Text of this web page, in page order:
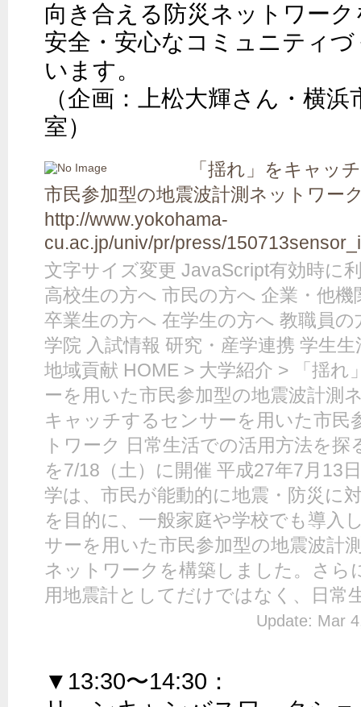
向き合える防災ネットワー
安全・安心なコミュニティ
います。
（企画：上松大輝さん・横
室）
「揺れ」をキャッ
市民参加型の地震波計測ネットワー
http://www.yokohama-
cu.ac.jp/univ/pr/press/
文字サイズ変更 JavaScript有効時に
高校生の方へ 市民の方へ 企業・他
卒業生の方へ 在学生の方へ 教職員
学院 入試情報 研究・産学連携 学生
地域貢献 HOME > 大学紹介 > 「揺
ーを用いた市民参加型の地震波計測
キャッチするセンサーを用いた市民
トワーク 日常生活での活用方法を
を7/18（土）に開催 平成27年7月13
学は、市民が能動的に地震・防災に
を目的に、一般家庭や学校でも導入
サーを用いた市民参加型の地震波計
ネットワークを構築しました。さら
用地震計としてだけではなく、日常
Update: Mar
▼13:30〜14:30：